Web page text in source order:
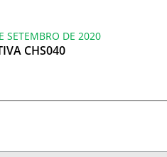
SETEMBRO DE 2020
CHS040